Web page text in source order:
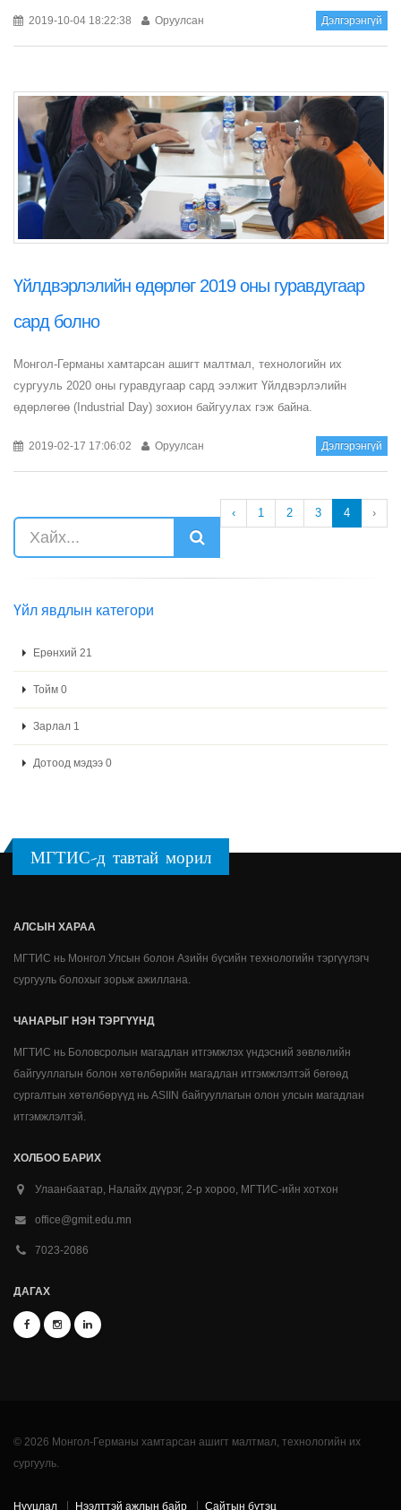
2019-10-04 18:22:38 Оруулсан Дэлгэрэнгүй
Үйлдвэрлэлийн өдөрлөг 2019 оны гуравдугаар
сард болно
Монгол-Германы хамтарсан ашигт малтмал, технологийн их
сургууль 2020 оны гуравдугаар сард ээлжит Үйлдвэрлэлийн
өдөрлөгөө (Industrial Day) зохион байгуулах гэж байна.
2019-02-17 17:06:02 Оруулсан Дэлгэрэнгүй
‹ 1 2 3 4 ›
Үйл явдлын категори
Ерөнхий 21
Тойм 0
Зарлал 1
Дотоод мэдээ 0
МГТИС-д тавтай морил
АЛСЫН ХАРАА
МГТИС нь Монгол Улсын болон Азийн бүсийн технологийн тэргүүлэгч
сургууль болохыг зорьж ажиллана.
ЧАНАРЫГ НЭН ТЭРГҮҮНД
МГТИС нь Боловсролын магадлан итгэмжлэх үндэсний зөвлөлийн
байгууллагын болон хөтөлбөрийн магадлан итгэмжлэлтэй бөгөөд
сургалтын хөтөлбөрүүд нь ASIIN байгууллагын олон улсын магадлан
итгэмжлэлтэй.
ХОЛБОО БАРИХ
Улаанбаатар, Налайх дүүрэг, 2-р хороо, МГТИС-ийн хотхон
office@gmit.edu.mn
7023-2086
ДАГАХ
© 2026 Монгол-Германы хамтарсан ашигт малтмал, технологийн их
сургууль.
Нууцлал Нээлттэй ажлын байр Сайтын бүтэц